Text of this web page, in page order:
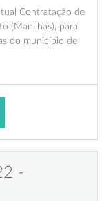
Contratação de
(Manilhas), para
do município de
-